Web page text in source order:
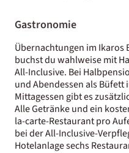
Gastronomie
Übernachtungen im Ikaros
buchst du wahlweise mit
All-Inclusive. Bei
und Abendessen als Büfett
Mittagessen gibt es
Alle Getränke und ein
la-carte-Restaurant pro
bei der All-Inclusive-
Hotelanlage sechs